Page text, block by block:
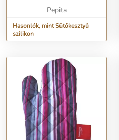
Pepita
Hasonlók, mint Sütőkesztyű
szilikon